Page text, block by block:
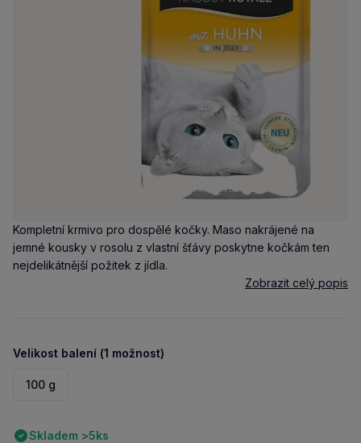
Kompletní krmivo pro dospělé kočky. Maso nakrájené na
jemné kousky v rosolu z vlastní šťávy poskytne kočkám ten
nejdelikátnější požitek z jídla.
Zobrazit celý popis
Velikost balení (1 možnost)
100 g
Skladem >5ks